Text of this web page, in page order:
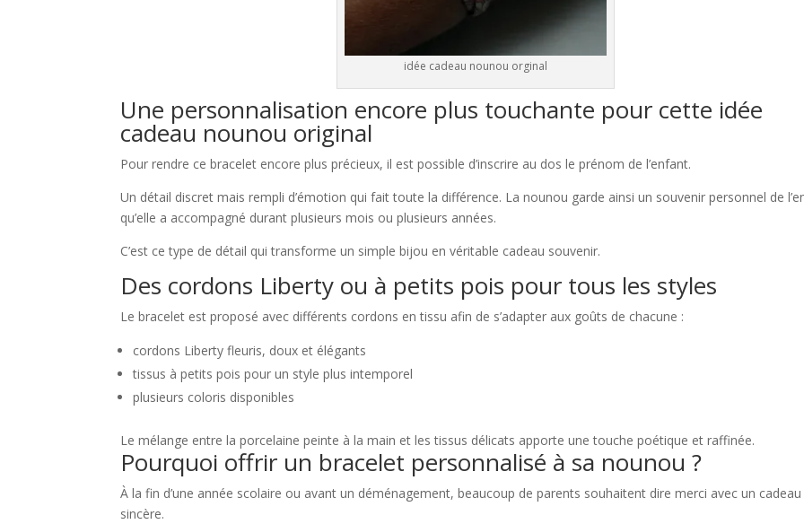
idée cadeau nounou orginal
Une personnalisation encore plus touchante pour cette idée
cadeau nounou original
Pour rendre ce bracelet encore plus précieux, il est possible d’inscrire au dos le prénom de l’enfant.
Un détail discret mais rempli d’émotion qui fait toute la différence. La nounou garde ainsi un souvenir personnel de
qu’elle a accompagné durant plusieurs mois ou plusieurs années.
C’est ce type de détail qui transforme un simple bijou en véritable cadeau souvenir.
Des cordons Liberty ou à petits pois pour tous les styles
Le bracelet est proposé avec différents cordons en tissu afin de s’adapter aux goûts de chacune :
cordons Liberty fleuris, doux et élégants
tissus à petits pois pour un style plus intemporel
plusieurs coloris disponibles
Le mélange entre la porcelaine peinte à la main et les tissus délicats apporte une touche poétique et raffinée.
Pourquoi offrir un bracelet personnalisé à sa nounou ?
À la fin d’une année scolaire ou avant un déménagement, beaucoup de parents souhaitent dire merci avec un cadeau
sincère.